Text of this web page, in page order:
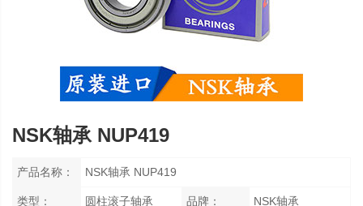
NSK轴承 NUP419
产品名称： NSK轴承 NUP419
类型： 圆柱滚子轴承 品牌： NSK轴承